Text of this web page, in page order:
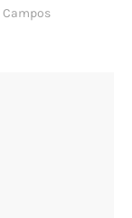
Campos